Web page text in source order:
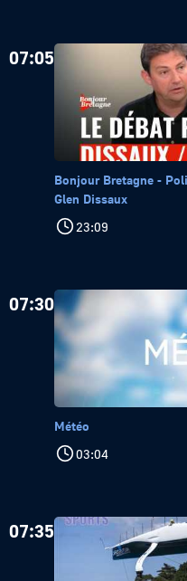
07:05
Bonjour Bretagne -
Glen Dissaux
23:09
07:30
Météo
03:04
07:35